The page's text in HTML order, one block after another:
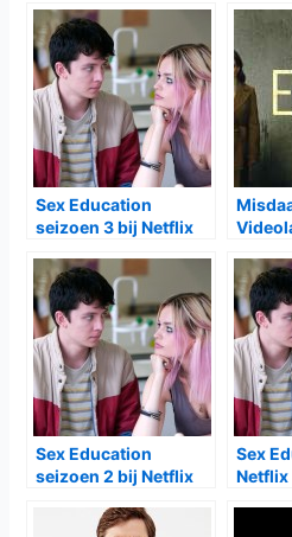
Sex Education
seizoen 3 bij Netflix
Sex Education
seizoen 2 bij Netflix
Sex
Netflix